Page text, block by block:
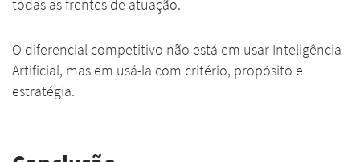
todas as frentes de atuação.
O diferencial competitivo não está em usar Inteligência
Artificial, mas em usá-la com critério, propósito e
estratégia.